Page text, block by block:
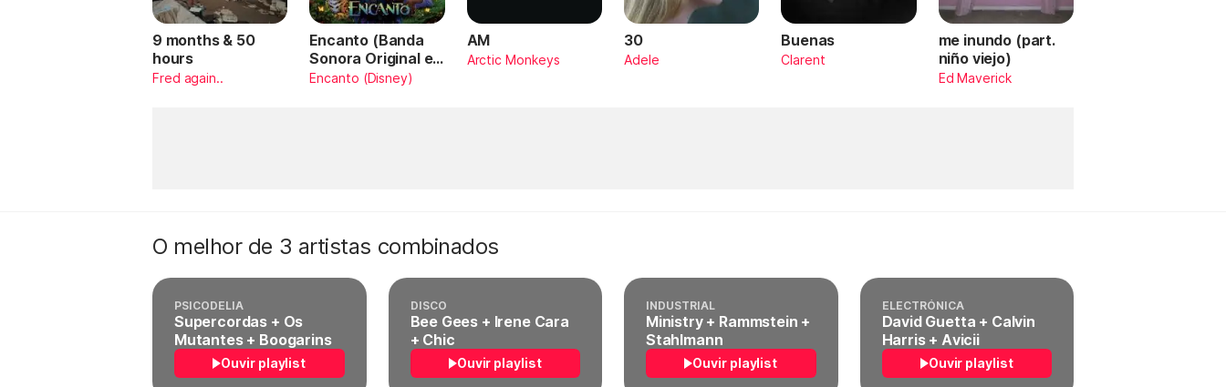
9 months & 50
hours
Fred again..
Encanto (Banda
Sonora Original en
Español)
Encanto (Disney)
AM
Arctic Monkeys
30
Adele
Buenas
Clarent
me inundo (part.
niño viejo)
Ed Maverick
O melhor de 3 artistas combinados
PSICODELIA
Supercordas + Os
Mutantes + Boogarins
Ouvir playlist
DISCO
Bee Gees + Irene Cara
+ Chic
Ouvir playlist
INDUSTRIAL
Ministry + Rammstein +
Stahlmann
Ouvir playlist
ELECTRÓNICA
David Guetta + Calvin
Harris + Avicii
Ouvir playlist